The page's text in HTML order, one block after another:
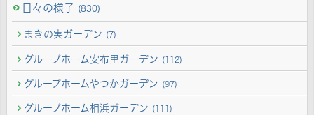
日々の様子 (830)
まきの実ガーデン (7)
グループホーム安布里ガーデン (112)
グループホームやつかガーデン (97)
グループホーム相浜ガーデン (111)